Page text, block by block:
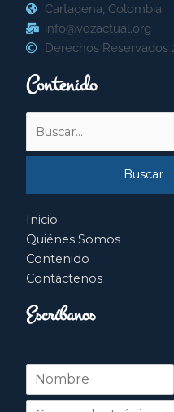
Cartagena, Colombia
info@vozactual.org
Derechos Reservados
Contenido
por:
Inicio
Quiénes Somos
Contenido
Contáctenos
Escríbanos
N
m
Nombre